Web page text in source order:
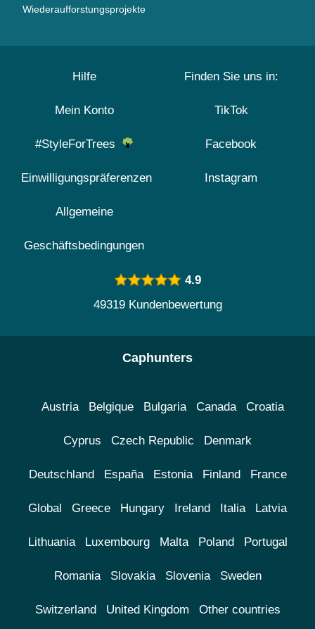
Wiederaufforstungsprojekte
Hilfe
Mein Konto
#StyleForTrees
Einwilligungspräferenzen
Allgemeine
Geschäftsbedingungen
Finden Sie uns in:
TikTok
Facebook
Instagram
4.9
49319 Kundenbewertung
Caphunters
Austria Belgique Bulgaria Canada Croatia
Cyprus Czech Republic Denmark
Deutschland España Estonia Finland France
Global Greece Hungary Ireland Italia Latvia
Lithuania Luxembourg Malta Poland Portugal
Romania Slovakia Slovenia Sweden
Switzerland United Kingdom Other countries